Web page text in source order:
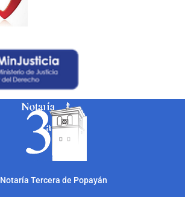
Notaría Tercera de Popayán